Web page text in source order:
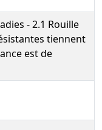
- 2.1 Rouille
tiennent
est de